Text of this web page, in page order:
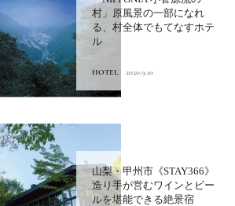
村」原風景の一部になれ
る、村全体でもてなすホテ
ル
HOTEL 2020.9.10
山梨・甲州市《STAY366》
造り手が営むワインとビー
ルを堪能できる絶景宿